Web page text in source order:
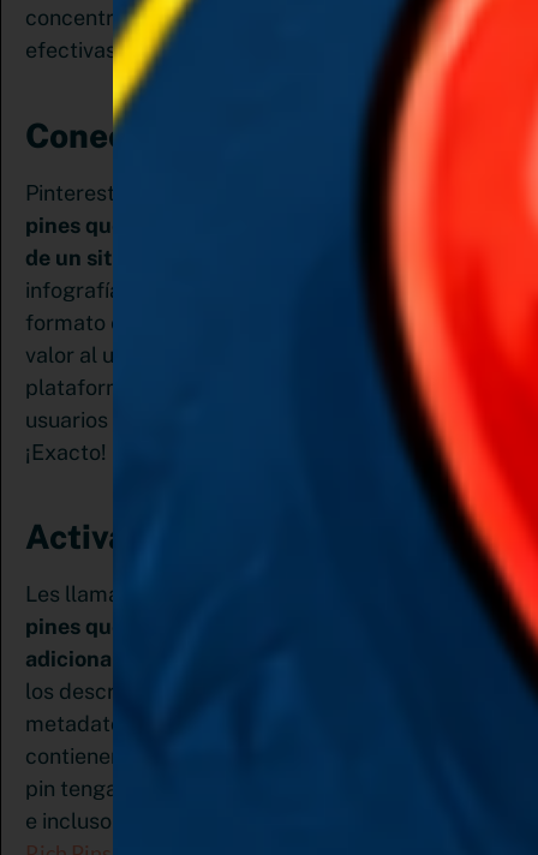
concentres en 4 estrategias, básicas, pero
efectivas para trabajar el SEO en Pinterest
Conecta tu web:
Pinterest tiene especial preferencia por aquellos
pines que están creados a partir del contenido
de un sitio web
infografías para acompañar tu contenido. Este
formato es ideal para compartir información de
valor al usuario y al ser de los favoritos de la
plataforma, ¿qué crees que ocurrirá cuando los
usuarios estén buscando contenido relacionado?
¡Exacto! Serán los primeros en mostrarse.
Activa los pines enriquecidos:
Les llamamos pines enriquecidos a aquellos
pines que nos permiten ofrecer información
adicional sobre la imagen publicada
los describe como pines que contienen
metadatos. En otras palabras, son aquellos que
contienen una codificación interna y hace que tu
pin tenga mayores oportunidades de ser visibles
e incluso viralizarse. En mi artículo